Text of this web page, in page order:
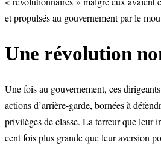
et propulsés au gouvernement par le
Une révolution
Une fois au gouvernement, ces
actions d’arrière-garde, bornées à
privilèges de classe. La terreur que leur
cent fois plus grande que leur aversion